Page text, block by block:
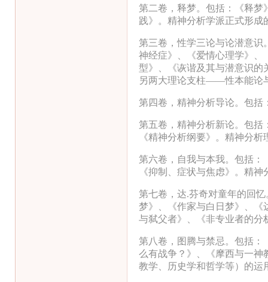
第二卷，释梦。包括：《释梦
践》。精神分析学派正式形
第三卷，性学三论与论潜意识
神经症》、《爱情心理学》、
型》、《诙谐及其与潜意识的
另两大理论支柱——性本能论
第四卷，精神分析导论。包括
第五卷，精神分析新论。包括
《精神分析纲要》。精神分
第六卷，自我与本我。包括：
《抑制、症状与焦虑》。精
第七卷，达.芬奇对童年的回忆
梦》、《作家与白日梦》、《
与弑父者》、《非专业者的分
第八卷，图腾与禁忌。包括：
么有战争？》、《摩西与一神
教学、历史学和哲学等）的运